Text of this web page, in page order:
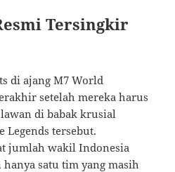
Tersingkir
di ajang M7 World
setelah mereka harus
di babak krusial
tersebut.
jumlah wakil Indonesia
satu tim yang masih